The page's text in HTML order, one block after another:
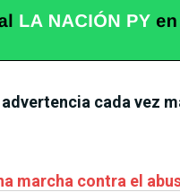
cada vez
marcha contra el